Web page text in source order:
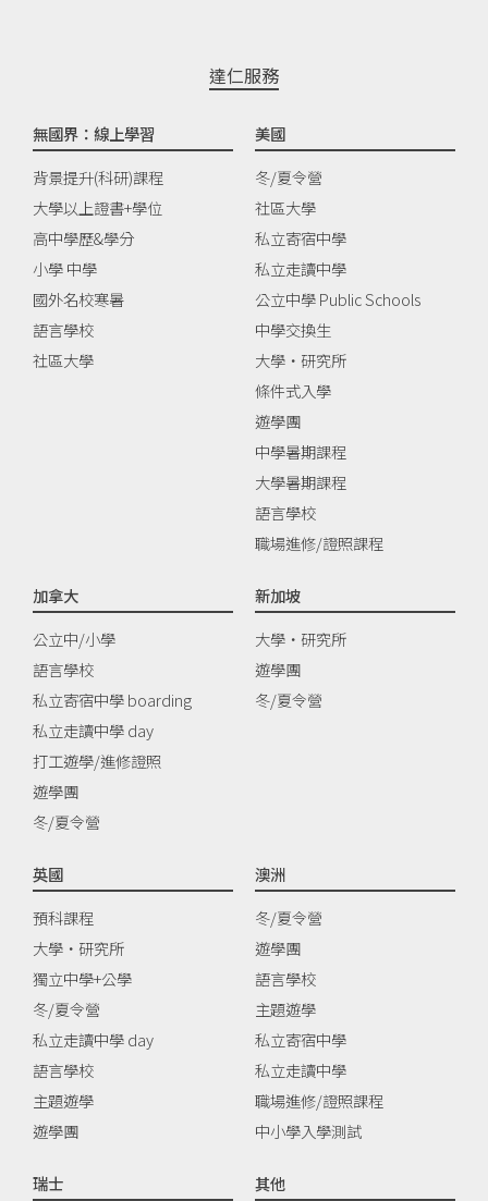
達仁服務
無國界：線上學習
背景提升(科研)課程
大學以上證書+學位
高中學歷&學分
小學 中學
國外名校寒暑
語言學校
社區大學
美國
冬/夏令營
社區大學
私立寄宿中學
私立走讀中學
公立中學 Public Schools
中學交換生
大學‧研究所
條件式入學
遊學團
中學暑期課程
大學暑期課程
語言學校
職場進修/證照課程
加拿大
公立中/小學
語言學校
私立寄宿中學 boarding
私立走讀中學 day
打工遊學/進修證照
遊學團
冬/夏令營
新加坡
大學‧研究所
遊學團
冬/夏令營
英國
預科課程
大學‧研究所
獨立中學+公學
冬/夏令營
私立走讀中學 day
語言學校
主題遊學
遊學團
澳洲
冬/夏令營
遊學團
語言學校
主題遊學
私立寄宿中學
私立走讀中學
職場進修/證照課程
中小學入學測試
瑞士
其他